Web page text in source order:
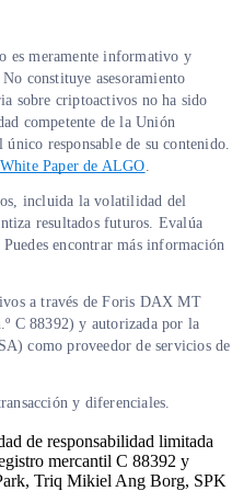
es meramente informativo y
No constituye asesoramiento
sobre criptoactivos no ha sido
competente de la Unión
responsable de su contenido.
White Paper de ALGO.
incluida la volatilidad del
resultados futuros. Evalúa
encontrar más información
a través de Foris DAX MT
C 88392) y autorizada por la
como proveedor de servicios de
y diferenciales.
de responsabilidad limitada
mercantil C 88392 y
Triq Mikiel Ang Borg, SPK